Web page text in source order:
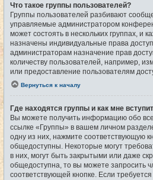
Что такое группы пользователей?
Группы пользователей разбивают
управляемые администратором
может состоять в нескольких группах, и
назначены индивидуальные права
администраторам назначение прав
количеству пользователей, например,
или предоставление пользователям
Вернуться к началу
Где находятся группы и как мне
Вы можете получить информацию обо
ссылке «Группы» в вашем личном
одну из них, нажмите соответствующую
общедоступны. Некоторые могут
в них, могут быть закрытыми или даже
общедоступна, то вы можете запросить
соответствующей кнопке. Если